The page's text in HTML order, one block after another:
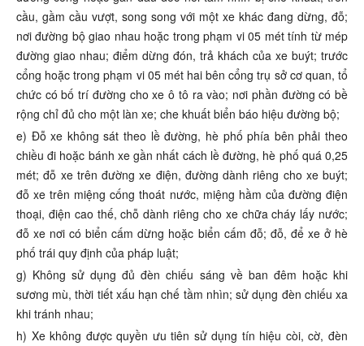
cầu, gầm cầu vượt, song song với một xe khác đang dừng, đỗ;
nơi đường bộ giao nhau hoặc trong phạm vi 05 mét tính từ mép
đường giao nhau; điểm dừng đón, trả khách của xe buýt; trước
cổng hoặc trong phạm vi 05 mét hai bên cổng trụ sở cơ quan, tổ
chức có bố trí đường cho xe ô tô ra vào; nơi phần đường có bề
rộng chỉ đủ cho một làn xe; che khuất biển báo hiệu đường bộ;
e) Đỗ xe không sát theo lề đường, hè phố phía bên phải theo
chiều đi hoặc bánh xe gần nhất cách lề đường, hè phố quá 0,25
mét; đỗ xe trên đường xe điện, đường dành riêng cho xe buýt;
đỗ xe trên miệng cống thoát nước, miệng hầm của đường điện
thoại, điện cao thế, chỗ dành riêng cho xe chữa cháy lấy nước;
đỗ xe nơi có biển cấm dừng hoặc biển cấm đỗ; đỗ, để xe ở hè
phố trái quy định của pháp luật;
g) Không sử dụng đủ đèn chiếu sáng về ban đêm hoặc khi
sương mù, thời tiết xấu hạn chế tầm nhìn; sử dụng đèn chiếu xa
khi tránh nhau;
h) Xe không được quyền ưu tiên sử dụng tín hiệu còi, cờ, đèn